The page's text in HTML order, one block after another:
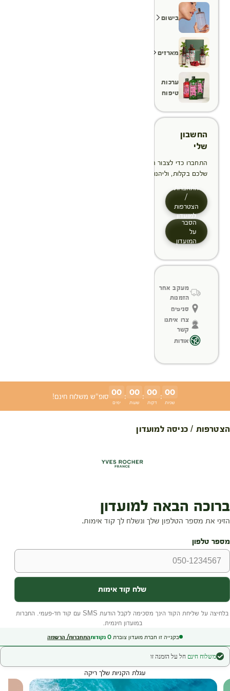
בישום
מארזים
ערכות
טיפוח
החשבון
שלי
התחברו כדי לצבור הטבות, לנהל ולעקוב אחר ההזמנות
שלכם בקלות, וליהנות מתהליך תשלום מהיר יותר
התחברות
/
הצטרפות
למועדון
הסבר
על
המועדון
מעקב אחר
הזמנות
סניפים
צרו איתנו
קשר
אודות
00
ימים
: 00
שעות
: 00
דקות
: 00
שניות
סופ"ש משלוח חינם!
הצטרפות / כניסה למועדון
בקנייה זו חברת מועדון צוברת 0 נקודותהתחברות/ הרשמה
משלוח חינם חל על הזמנה זו
עגלת הקניות שלך ריקה